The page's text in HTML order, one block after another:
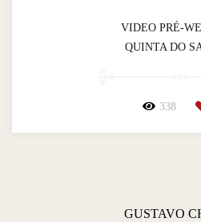
VIDEO PRÉ-
QUINTA DO
338
GUSTAVO